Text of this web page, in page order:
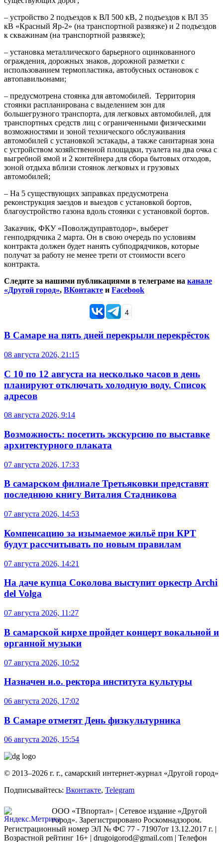
– устройство 2 подъездов к ВЛ 500 кВ, 2 подъездов к ВЛ 35
кВ «Красный Яр-2» (на транспортной развязке) и 2 подъездов
к скважинам (на транспортной развязке);
– установка металлического барьерного оцинкованного
ограждения, дорожных знаков, дорожной разметки с
использованием термопластика, автобусных остановок с
автопавильонами;
– предусмотрена стоянка для автомобилей. Территория
стоянки распланирована с выделением зон для
большегрузного транспорта, для легковых автомобилей, для
транспортных средств лиц с ограниченными физическими
возможностями и зоной технического обслуживания
автомобилей с установкой эстакады, а также санитарная зона
с устройством хозяйственной площадки, туалета на два очка с
выгребной ямой и 2 контейнера для сбора бытовых отходов,
зоной отдыха вблизи стоянок легковых и грузовых
автомобилей;
– На 5 существующих заправках предусмотрена
реконструкция заездов и выездов с установкой бортов,
благоустройство газона вдоль стоянки с установкой бортов.
Заказчик, ФКУ «Поволждуправтодор», выберет
генподрядчика 2 марта. Он в свою очередь по условиям
контракта должен будет нанять субподрядчиков, которые
получат за работу не менее трети от стоимости всего
контракта.
Следите за нашими публикациями в телеграме на канале
«Другой город», ВКонтакте и Facebook
4
В Самаре на пять дней перекрыли перекрёсток
08 августа 2026, 21:15
С 10 по 12 августа на несколько часов в день
планируют отключать холодную воду. Список
адресов
08 августа 2026, 9:14
Возможность: посетить экскурсию по выставке
архитектурного плаката
07 августа 2026, 17:33
В самарском филиале Третьяковки представят
последнюю книгу Виталия Стадникова
07 августа 2026, 14:53
Компенсацию за изымаемое жильё при КРТ
будут рассчитывать по новым правилам
07 августа 2026, 14:21
На даче купца Соколова выступит оркестр Archi
del Volga
07 августа 2026, 11:27
В самарской кирхе пройдет концерт вокальной и
органной музыки
07 августа 2026, 10:52
Назначен и.о. ректора института культуры
06 августа 2026, 17:02
В Самаре отметят День физкультурника
06 августа 2026, 15:54
© 2013–2026 г. г., самарский интернет-журнал «Другой город»
Подписывайтесь: Вконтакте, Telegram
ООО «ТВпортал» | Сетевое издание «Другой
город». Зарегистрировано Роскомнадзором.
Регистрационный номер ЭЛ № ФС 77 - 71907от 13.12.2017 г. |
Возрастной рейтинг 16+ | drugoigorod@gmail.com | Телефон